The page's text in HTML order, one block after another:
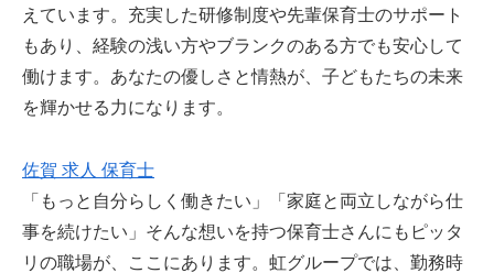
えています。充実した研修制度や先輩保育士のサポート
もあり、経験の浅い方やブランクのある方でも安心して
働けます。あなたの優しさと情熱が、子どもたちの未来
を輝かせる力になります。
佐賀 求人 保育士
「もっと自分らしく働きたい」「家庭と両立しながら仕
事を続けたい」そんな想いを持つ保育士さんにもピッタ
リの職場が、ここにあります。虹グループでは、勤務時